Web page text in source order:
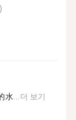
水...더 보기